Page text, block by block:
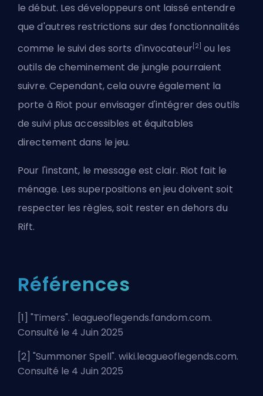
le début. Les développeurs ont laissé entendre
que d'autres restrictions sur des fonctionnalités
comme le suivi des sorts d'invocateur [2] ou les
outils de cheminement de jungle pourraient
suivre. Cependant, cela ouvre également la
porte à Riot pour envisager d'intégrer des outils
de suivi plus accessibles et équitables
directement dans le jeu.
Pour l'instant, le message est clair. Riot fait le
ménage. Les superpositions en jeu doivent soit
respecter les règles, soit rester en dehors du
Rift.
Références
[1] "Timers". leagueoflegends.fandom.com.
Consulté le 4 Juin 2025
[2] "Summoner Spell". wiki.leagueoflegends.com.
Consulté le 4 Juin 2025